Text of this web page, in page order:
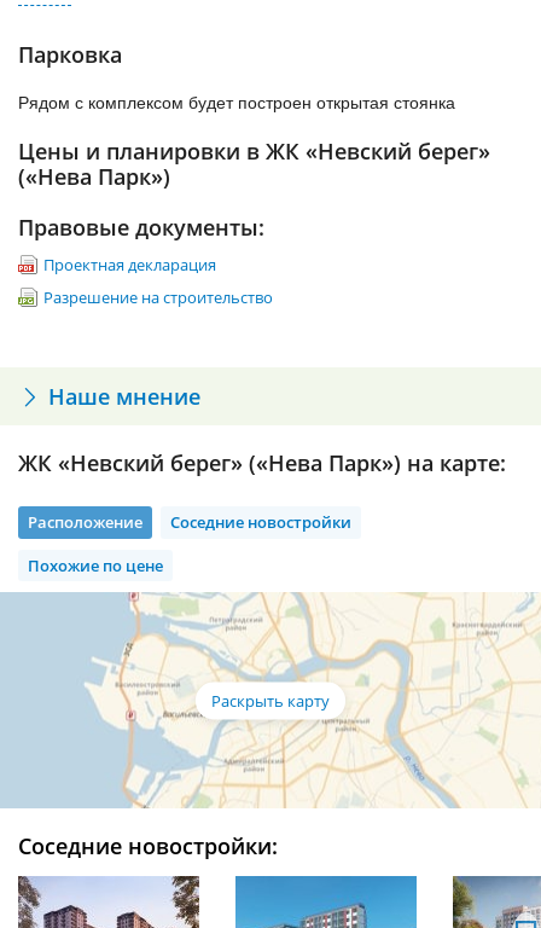
транспортом, который курсирует довольно часто и сможет
Стоит отметить, что на подъезде к Вантовому мосту и
может занять немало времени.
достигает 2,8 метра.
Парковка
Рядом с комплексом будет построен открытая стоянка
Цены и планировки в ЖК «Невский берег»
(«Нева Парк»)
Правовые документы:
Проектная декларация
Разрешение на строительство
Наше мнение
ЖК «Невский берег» («Нева Парк») на карте:
Расположение
Соседние новостройки
Похожие по цене
Соседние новостройки: